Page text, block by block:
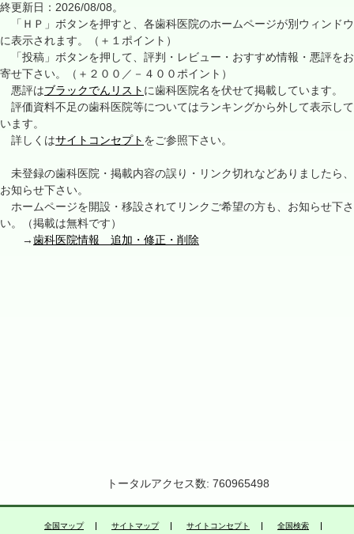
終更新日：2026/08/08。
「ＨＰ」ボタンを押すと、各歯科医院のホームページが別ウィンドウ
に表示されます。（＋１ポイント）
「投稿」ボタンを押して、評判・レビュー・おすすめ情報・悪評をお
寄せ下さい。（＋２００／－４００ポイント）
悪評はブラックでんリスト に歯科医院名を伏せて掲載しています。
評価資料不足の歯科医院等についてはランキングから外して表示して
います。
詳しくはサイトコンセプト をご参照下さい。
未登録の歯科医院・掲載内容の誤り・リンク切れなどありましたら、
お知らせ下さい。
ホームページを開設・移設されてリンクご希望の方も、お知らせ下さ
い。（掲載は無料です）
→歯科医院情報 追加・修正・削除
トータルアクセス数: 760965498
全国マップ サイトマップ サイトコンセプト 全国検索